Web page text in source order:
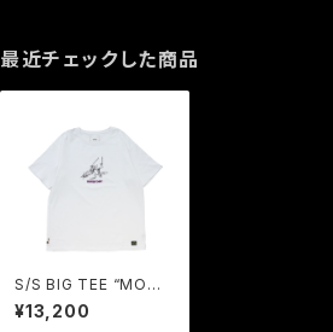
最近チェックした商品
S/S BIG TEE “MOME
NTARY” (WHITE) / G
AVIAL
¥13,200